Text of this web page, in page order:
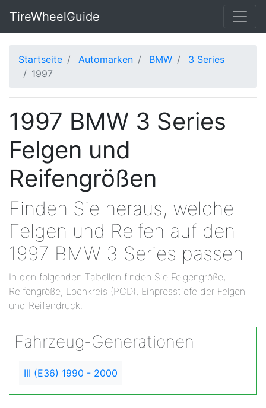
TireWheelGuide
Startseite Automarken BMW
3 Series
1997
1997 BMW 3 Series
Felgen und
Reifengrößen
Finden Sie heraus, welche
Felgen und Reifen auf den
1997 BMW 3 Series passen
In den folgenden Tabellen finden Sie Felgengröße,
Reifengröße, Lochkreis (PCD), Einpresstiefe der Felgen
und Reifendruck.
Fahrzeug-Generationen
III (E36) 1990 - 2000